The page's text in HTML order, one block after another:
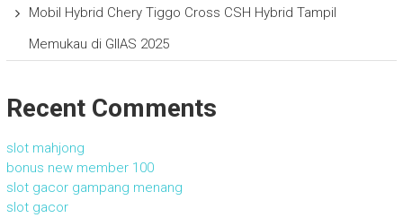
Mobil Hybrid Chery Tiggo Cross CSH Hybrid Tampil
Memukau di GIIAS 2025
Recent Comments
slot mahjong
bonus new member 100
slot gacor gampang menang
slot gacor